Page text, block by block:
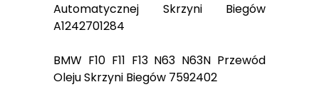
Automatycznej Skrzyni Biegów
A1242701284
BMW F10 F11 F13 N63 N63N Przewód
Oleju Skrzyni Biegów 7592402